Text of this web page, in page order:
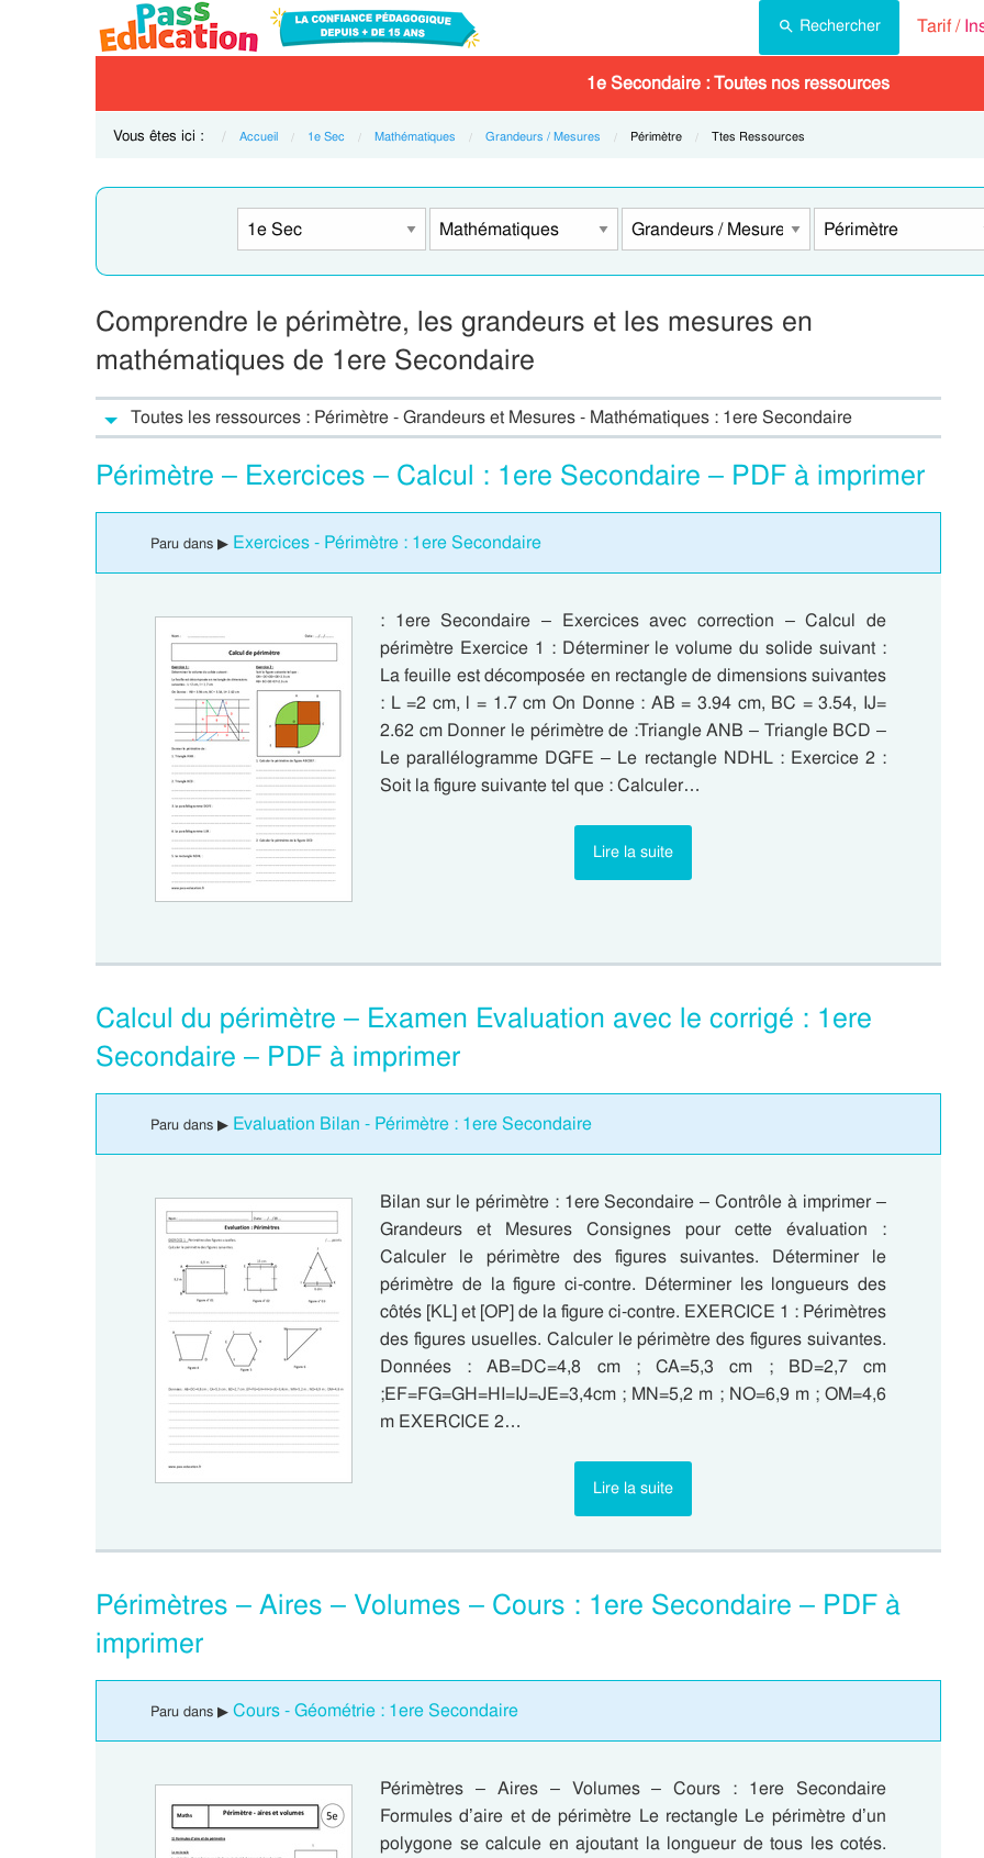
Rechercher Tarif /
1e Secondaire : Toutes nos ressources
Vous êtes ici : Accueil 1e Sec Mathématiques Grandeurs / Mesures Current:
Périmètre Current:
Ttes Ressources
Comprendre le périmètre, les grandeurs et les mesures en
mathématiques de 1ere Secondaire
Toutes les ressources : Périmètre - Grandeurs et Mesures - Mathématiques : 1ere Secondaire
Périmètre – Exercices – Calcul : 1ere Secondaire – PDF à imprimer
Paru dans ▶ Exercices - Périmètre : 1ere Secondaire
: 1ere Secondaire – Exercices avec correction – Calcul de
périmètre Exercice 1 : Déterminer le volume du solide suivant :
La feuille est décomposée en rectangle de dimensions suivantes
: L =2 cm, l = 1.7 cm On Donne : AB = 3.94 cm, BC = 3.54, IJ=
2.62 cm Donner le périmètre de :Triangle ANB – Triangle BCD –
Le parallélogramme DGFE – Le rectangle NDHL : Exercice 2 :
Soit la figure suivante tel que : Calculer…
Lire la suite
Calcul du périmètre – Examen Evaluation avec le corrigé : 1ere
Secondaire – PDF à imprimer
Paru dans ▶ Evaluation Bilan - Périmètre : 1ere Secondaire
Bilan sur le périmètre : 1ere Secondaire – Contrôle à imprimer –
Grandeurs et Mesures Consignes pour cette évaluation :
Calculer le périmètre des figures suivantes. Déterminer le
périmètre de la figure ci-contre. Déterminer les longueurs des
côtés [KL] et [OP] de la figure ci-contre. EXERCICE 1 : Périmètres
des figures usuelles. Calculer le périmètre des figures suivantes.
Données : AB=DC=4,8 cm ; CA=5,3 cm ; BD=2,7 cm
;EF=FG=GH=HI=IJ=JE=3,4cm ; MN=5,2 m ; NO=6,9 m ; OM=4,6
m EXERCICE 2…
Lire la suite
Périmètres – Aires – Volumes – Cours : 1ere Secondaire – PDF à
imprimer
Paru dans ▶ Cours - Géométrie : 1ere Secondaire
Périmètres – Aires – Volumes – Cours : 1ere Secondaire
Formules d’aire et de périmètre Le rectangle Le périmètre d’un
polygone se calcule en ajoutant la longueur de tous les cotés.